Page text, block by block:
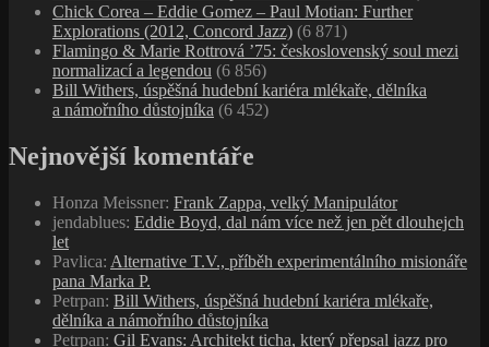
VFFOTO - UV, ND, polarizační a speciální filtry
pro fotografy | vffoto.com